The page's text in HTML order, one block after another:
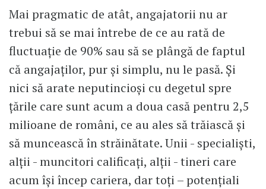
Mai pragmatic de atât, angajatorii nu ar
trebui să se mai întrebe de ce au rată de
fluctuație de 90% sau să se plângă de faptul
că angajaților, pur și simplu, nu le pasă. Și
nici să arate neputincioși cu degetul spre
țările care sunt acum a doua casă pentru 2,5
milioane de români, ce au ales să trăiască și
să muncească în străinătate. Unii - specialiști,
alții - muncitori calificați, alții - tineri care
acum își încep cariera, dar toți – potențiali